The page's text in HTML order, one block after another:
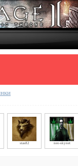
stas82 neo-skynet